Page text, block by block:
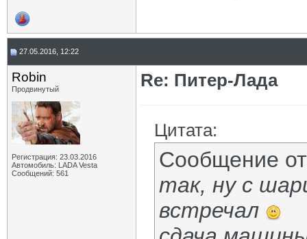
27.05.2016, 12:22
Robin
Продвинутый
Регистрация: 23.03.2016
Автомобиль: LADA Vesta
Сообщений: 561
Re: Питер-Лада
Цитата:
Сообщение
так, ну с
встречал